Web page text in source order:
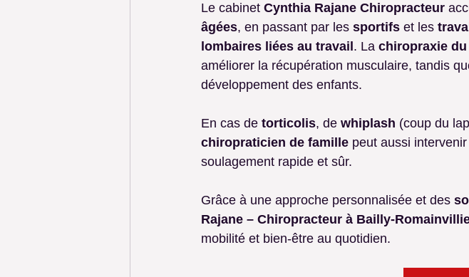
Le cabinet Cynthia Rajane Chiropracteur
âgées, en passant par les sportifs et les
lombaires liées au travail . La chiropraxie
améliorer la récupération musculaire, tandis
développement des enfants.
En cas de torticolis, de whiplash (coup du
chiropraticien de famille peut aussi intervenir
soulagement rapide et sûr.
Grâce à une approche personnalisée et des
Rajane – Chiropracteur à Bailly-
mobilité et bien-être au quotidien.